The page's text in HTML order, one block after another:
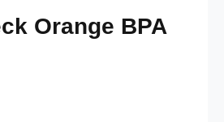
Orange BPA